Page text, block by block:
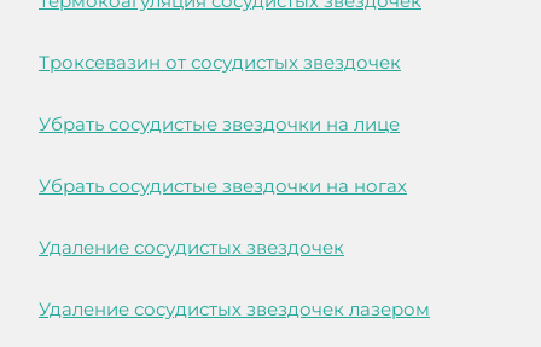
Троксевазин от сосудистых звездочек
Убрать сосудистые звездочки на лице
Убрать сосудистые звездочки на ногах
Удаление сосудистых звездочек
Удаление сосудистых звездочек лазером